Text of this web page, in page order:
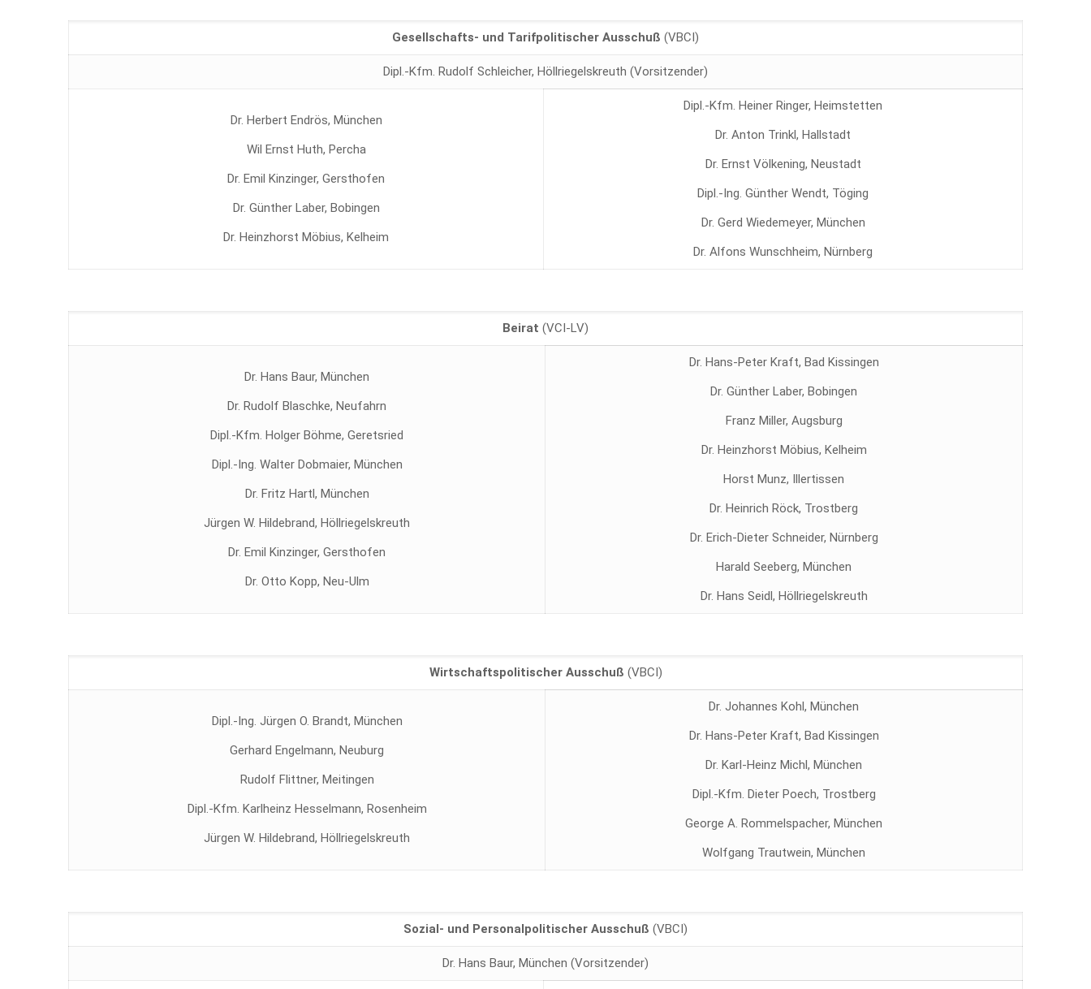
Gesellschafts- und Tarifpolitischer Ausschuß (VBCI)
Dipl.-Kfm. Rudolf Schleicher, Höllriegelskreuth (Vorsitzender)
Dr. Herbert Endrös, München
Wil Ernst Huth, Percha
Dr. Emil Kinzinger, Gersthofen
Dr. Günther Laber, Bobingen
Dr. Heinzhorst Möbius, Kelheim
Dipl.-Kfm. Heiner Ringer, Heimstetten
Dr. Anton Trinkl, Hallstadt
Dr. Ernst Völkening, Neustadt
Dipl.-Ing. Günther Wendt, Töging
Dr. Gerd Wiedemeyer, München
Dr. Alfons Wunschheim, Nürnberg
Beirat (VCI-LV)
Dr. Hans Baur, München
Dr. Rudolf Blaschke, Neufahrn
Dipl.-Kfm. Holger Böhme, Geretsried
Dipl.-Ing. Walter Dobmaier, München
Dr. Fritz Hartl, München
Jürgen W. Hildebrand, Höllriegelskreuth
Dr. Emil Kinzinger, Gersthofen
Dr. Otto Kopp, Neu-Ulm
Dr. Hans-Peter Kraft, Bad Kissingen
Dr. Günther Laber, Bobingen
Franz Miller, Augsburg
Dr. Heinzhorst Möbius, Kelheim
Horst Munz, Illertissen
Dr. Heinrich Röck, Trostberg
Dr. Erich-Dieter Schneider, Nürnberg
Harald Seeberg, München
Dr. Hans Seidl, Höllriegelskreuth
Wirtschaftspolitischer Ausschuß (VBCI)
Dipl.-Ing. Jürgen O. Brandt, München
Gerhard Engelmann, Neuburg
Rudolf Flittner, Meitingen
Dipl.-Kfm. Karlheinz Hesselmann, Rosenheim
Jürgen W. Hildebrand, Höllriegelskreuth
Dr. Johannes Kohl, München
Dr. Hans-Peter Kraft, Bad Kissingen
Dr. Karl-Heinz Michl, München
Dipl.-Kfm. Dieter Poech, Trostberg
George A. Rommelspacher, München
Wolfgang Trautwein, München
Sozial- und Personalpolitischer Ausschuß (VBCI)
Dr. Hans Baur, München (Vorsitzender)